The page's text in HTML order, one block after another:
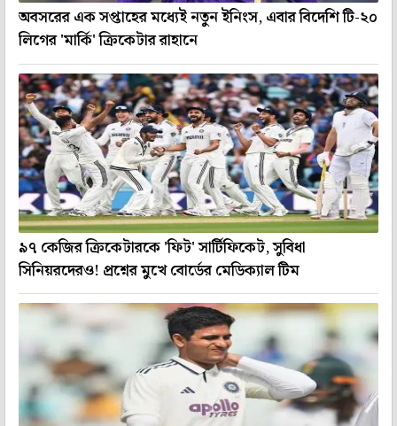
অবসরের এক সপ্তাহের মধ্যেই নতুন ইনিংস, এবার বিদেশি টি-২০
লিগের 'মার্কি' ক্রিকেটার রাহানে
৯৭ কেজির ক্রিকেটারকে 'ফিট' সার্টিফিকেট, সুবিধা
সিনিয়রদেরও! প্রশ্নের মুখে বোর্ডের মেডিক্যাল টিম